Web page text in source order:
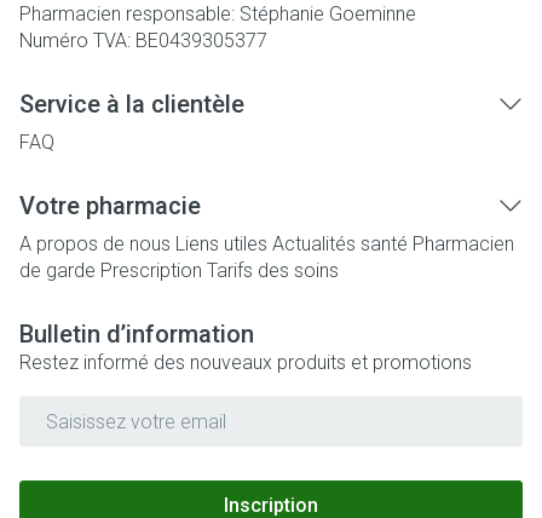
Pharmacien responsable: Stéphanie Goeminne
Numéro TVA: BE0439305377
Service à la clientèle
FAQ
Votre pharmacie
A propos de nous Liens utiles Actualités santé Pharmacien
de garde Prescription Tarifs des soins
Bulletin d’information
Restez informé des nouveaux produits et promotions
Inscription